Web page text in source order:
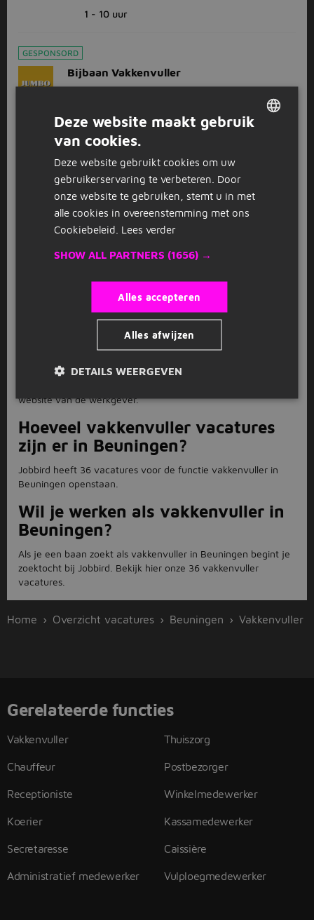
1 - 10 uur
GESPONSORD
Bijbaan Vakkenvuller
1 - 10 uur
1 2 3 Volgende >
recent gesloten vacatures
Hoe solliciteer ik als vakkenvuller
in Beuningen?
direct op de website van Jobbird. Bij sommige vakkenvuller
website van de werkgever.
Hoeveel vakkenvuller vacatures
zijn er in Beuningen?
Jobbird heeft 36 vacatures voor de functie vakkenvuller in
Beuningen openstaan.
Wil je werken als vakkenvuller in
Beuningen?
Als je een baan zoekt als vakkenvuller in Beuningen begint je
zoektocht bij Jobbird. Bekijk hier onze 36 vakkenvuller
vacatures.
Home Overzicht vacatures Beuningen Vakkenvuller
Gerelateerde functies
Vakkenvuller
Chauffeur
Receptioniste
Koerier
Secretaresse
Administratief medewerker
Thuiszorg
Postbezorger
Winkelmedewerker
Kassamedewerker
Caissière
Vulploegmedewerker
Deze website maakt gebruik
van cookies.
Deze website gebruikt cookies om uw
gebruikerservaring te verbeteren. Door
onze website te gebruiken, stemt u in met
alle cookies in overeenstemming met ons
Cookiebeleid. Lees verder
SHOW ALL PARTNERS (1656) →
Alles accepteren
Alles afwijzen
DETAILS WEERGEVEN